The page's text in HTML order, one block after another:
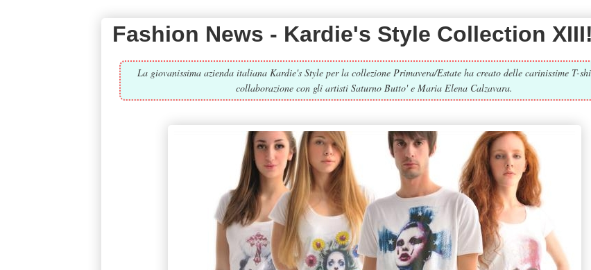
Fashion News - Kardie's Style Collection XIII!
La giovanissima azienda italiana Kardie's Style per la collezione Primavera/Estate ha creato delle carinissime T-
collaborazione con gli artisti Saturno Butto' e Maria Elena Calzavara.